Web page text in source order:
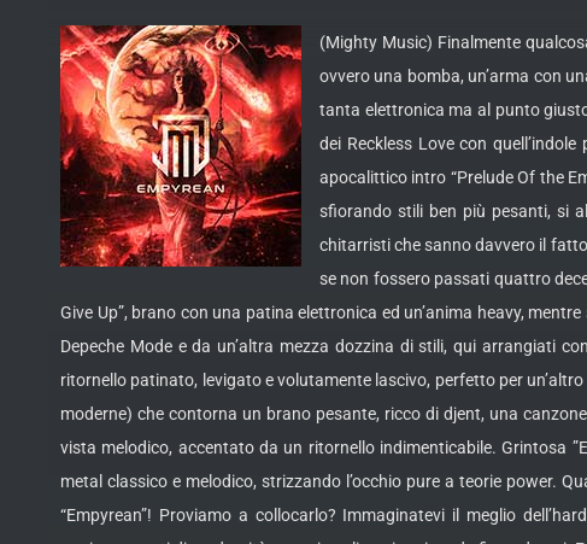
(Mighty Music) Finalmente
ovvero una bomba, un’arma con
tanta elettronica ma al punto
dei Reckless Love con
apocalittico intro “Prelude Of the
sfiorando stili ben più pesanti, si
chitarristi che sanno davvero il
se non fossero passati quattro
Give Up”, brano con una patina elettronica ed un’anima heavy,
Depeche Mode e da un’altra mezza dozzina di stili, qui arrangiati
ritornello patinato, levigato e volutamente lascivo, perfetto per
moderne) che contorna un brano pesante, ricco di djent, una
vista melodico, accentato da un ritornello indimenticabile. Grintosa
metal classico e melodico, strizzando l’occhio pure a teorie power.
“Empyrean”! Proviamo a collocarlo? Immaginatevi il meglio